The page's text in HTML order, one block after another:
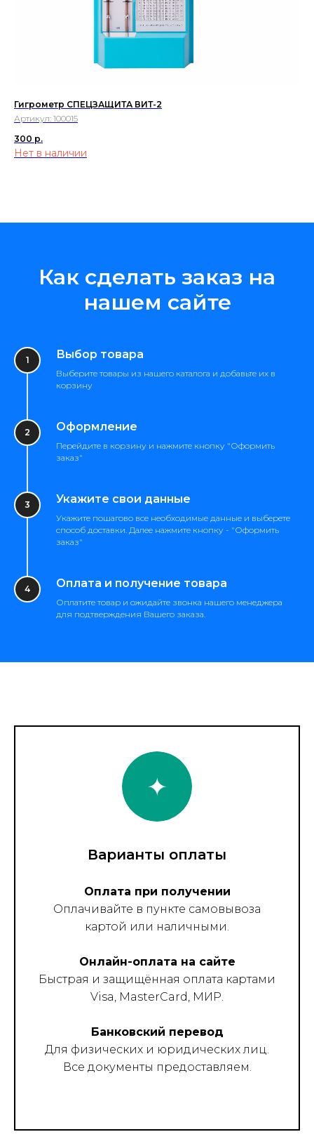
Гигрометр СПЕЦЗАЩИТА ВИТ-2
Артикул: 100015
300 р.
Нет в наличии
Как сделать заказ на
нашем сайте
Выбор товара
Выберите товары из нашего каталога и добавьте их в
корзину
Оформление
Перейдите в корзину и нажмите кнопку "Оформить
заказ"
Укажите свои данные
Укажите пошагово все необходимые данные и выберете
способ доставки. Далее нажмите кнопку - "Оформить
заказ"
Оплата и получение товара
Оплатите товар и ожидайте звонка нашего менеджера
для подтверждения Вашего заказа.
Варианты оплаты
Оплата при получении
Оплачивайте в пункте самовывоза
картой или наличными.
Онлайн-оплата на сайте
Быстрая и защищённая оплата картами
Visa, MasterCard, МИР.
Банковский перевод
Для физических и юридических лиц.
Все документы предоставляем.